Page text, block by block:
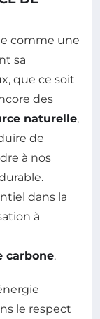
comme une
sa
que ce soit
des
naturelle,
de
à nos
dans la
à
carbone.
le respect